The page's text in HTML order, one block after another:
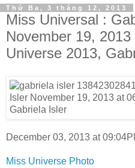
Thứ Ba, 3 tháng 12, 2013
Miss Universal :
November 19,
Universe 2013,
December 03, 2013 at
Miss Universe Photo